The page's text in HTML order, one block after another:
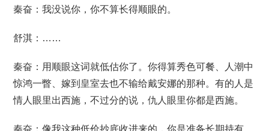
秦奋：我没说你，你不算长得顺眼的。
舒淇：……
秦奋：用顺眼这词就低估你了。你得算秀色可餐、人潮中
惊鸿一瞥、嫁到皇室去也不输给戴安娜的那种。有的人是
情人眼里出西施，不过分的说，仇人眼里你都是西施。
秦奋：像我这种低价抄底收进来的，你是准备长期持有